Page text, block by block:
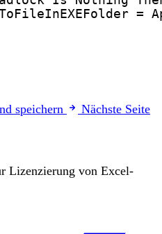
=
speichern
Nächste Seite
Lizenzierung von Excel-